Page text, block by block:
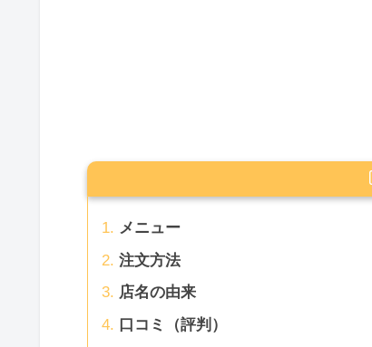
メニュー
注文方法
店名の由来
口コミ（評判）